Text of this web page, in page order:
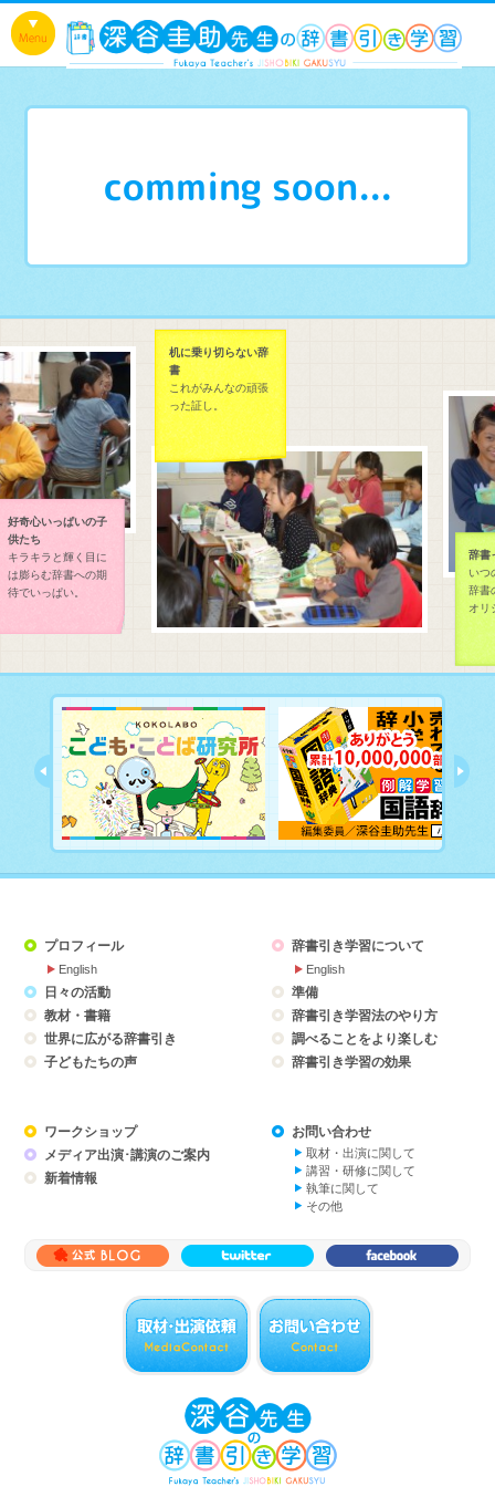
comming soon...
好奇心いっぱいの子
供たち
キラキラと輝く目に
は膨らむ辞書への期
待でいっぱい。
机に乗り切らない辞
書
これがみんなの頑張
った証し。
辞書
いつ
辞書
オリ
プロフィール
English
日々の活動
教材・書籍
世界に広がる辞書引き
子どもたちの声
辞書引き学習について
English
準備
辞書引き学習法のやり方
調べることをより楽しむ
辞書引き学習の効果
ワークショップ
メディア出演･講演のご案内
新着情報
お問い合わせ
取材・出演に関して
講習・研修に関して
執筆に関して
その他